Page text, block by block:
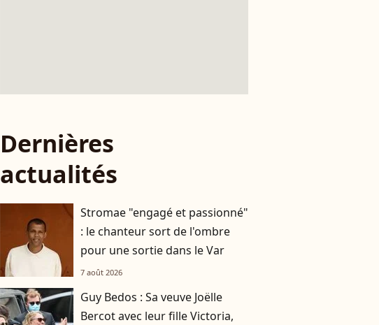
Dernières
actualités
Stromae "engagé et passionné"
: le chanteur sort de l'ombre
pour une sortie dans le Var
7 août 2026
Guy Bedos : Sa veuve Joëlle
Bercot avec leur fille Victoria,